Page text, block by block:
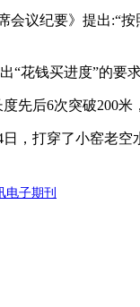
议纪要》提出:“
花钱买进度”的要
先后6次突破200米
，打穿了小窑老
电子期刊